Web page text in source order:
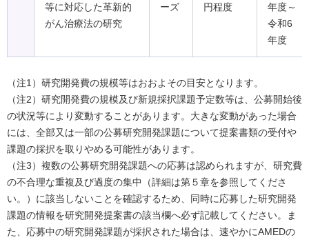
等に対応した革新的
がん治療法の研究
ーズ
円程度
年度～
令和6
年度
（注1）研究開発費の規模等はおおよその目安となります。
（注2）研究開発費の規模及び新規採択課題予定数等は、公募開始後
の状況等により変動することがあります。大きな変動があった場合
には、全部又は一部の公募研究開発課題について提案書類の受付や
課題の採択を取りやめる可能性があります。
（注3）複数の公募研究開発課題への応募は認められますが、研究費
の不合理な重複及び過度の集中（詳細は第５章を参照してくださ
い。）に該当しないことを確認するため、同時に応募した研究開発
課題の情報を研究開発提案書の該当欄へ必ず記載してください。ま
た、応募中の研究開発課題が採択された場合は、速やかにAMEDの